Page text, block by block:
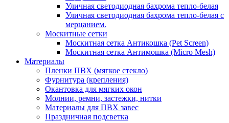
Уличная светодиодная бахрома тепло-белая
Уличная светодиодная бахрома тепло-белая с
мерцанием.
Москитные сетки
Москитная сетка Антикошка (Pet Screen)
Москитная сетка Антимошка (Micro Mesh)
Материалы
Пленки ПВХ (мягкое стекло)
Фурнитура (крепления)
Окантовка для мягких окон
Молнии, ремни, застежки, нитки
Материалы для ПВХ завес
Праздничная подсветка